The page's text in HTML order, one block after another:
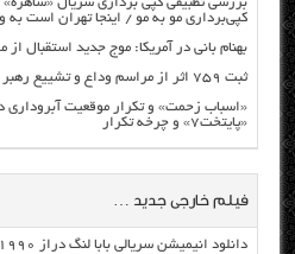
بررسی تطبیقی کپی برداری سریال
کپی‌برداری مو به مو / اینجا تهران است
بهنام بانی در آمریکا: موج جدید استقبال
ثبت ۷۵۹ اثر از مراسم وداع و تشییع رهبر شهید انقلاب
«اسباب زحمت» و تکرار موقعیت آبروداری
«پایتخت۷» و چرخه تکرار
فیلم خارجی جدید …
دانلود انیمیشن سریالی بابا لنگ دراز ۱۹۹۰ با دوبله فارسی